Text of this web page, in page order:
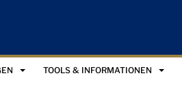
TOOLS & INFORMATIONEN